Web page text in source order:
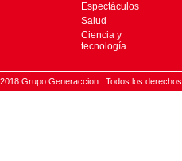
Espectáculos
Salud
Ciencia y
tecnología
2018 Grupo Generaccion . Todos los